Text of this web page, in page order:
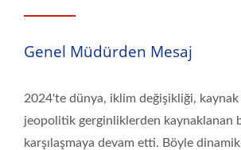
Genel Müdürden Mesaj
2024'te dünya, iklim değişikliği, kaynak
jeopolitik gerginliklerden kaynaklanan
karşılaşmaya devam etti. Böyle